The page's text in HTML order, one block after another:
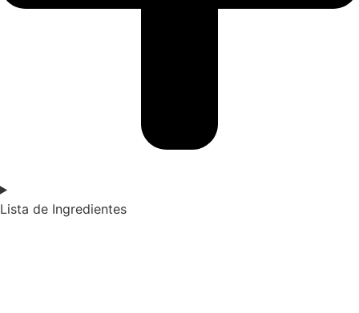
Lista de Ingredientes